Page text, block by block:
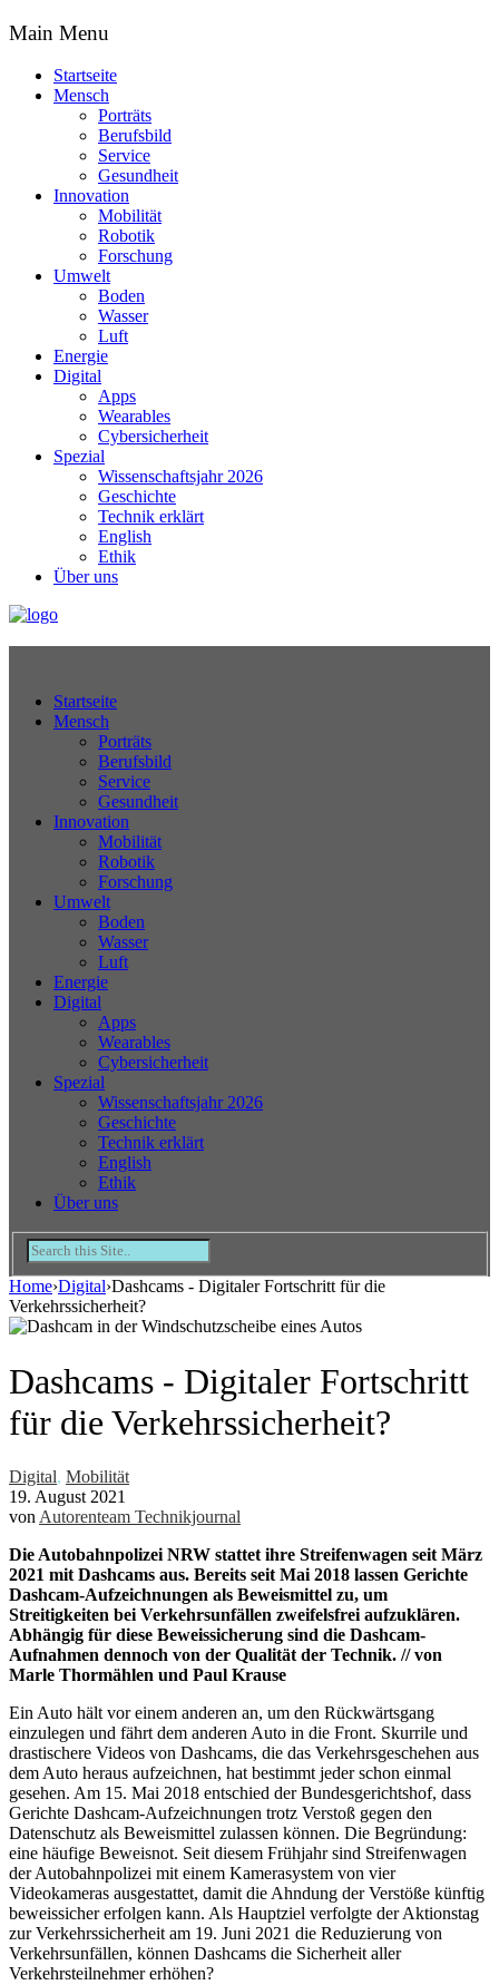
Main Menu
Startseite
Mensch
Porträts
Berufsbild
Service
Gesundheit
Innovation
Mobilität
Robotik
Forschung
Umwelt
Boden
Wasser
Luft
Energie
Digital
Apps
Wearables
Cybersicherheit
Spezial
Wissenschaftsjahr 2026
Geschichte
Technik erklärt
English
Ethik
Über uns
Startseite
Mensch
Porträts
Berufsbild
Service
Gesundheit
Innovation
Mobilität
Robotik
Forschung
Umwelt
Boden
Wasser
Luft
Energie
Digital
Apps
Wearables
Cybersicherheit
Spezial
Wissenschaftsjahr 2026
Geschichte
Technik erklärt
English
Ethik
Über uns
Home›Digital›Dashcams - Digitaler Fortschritt für die
Verkehrssicherheit?
Dashcams - Digitaler Fortschritt
für die Verkehrssicherheit?
Digital, Mobilität
19. August 2021
von Autorenteam Technikjournal
Die Autobahnpolizei NRW stattet ihre Streifenwagen seit März
2021 mit Dashcams aus. Bereits seit Mai 2018 lassen Gerichte
Dashcam-Aufzeichnungen als Beweismittel zu, um
Streitigkeiten bei Verkehrsunfällen zweifelsfrei aufzuklären.
Abhängig für diese Beweissicherung sind die Dashcam-
Aufnahmen dennoch von der Qualität der Technik. // von
Marle Thormählen und Paul Krause
Ein Auto hält vor einem anderen an, um den Rückwärtsgang
einzulegen und fährt dem anderen Auto in die Front. Skurrile und
drastischere Videos von Dashcams, die das Verkehrsgeschehen aus
dem Auto heraus aufzeichnen, hat bestimmt jeder schon einmal
gesehen. Am 15. Mai 2018 entschied der Bundesgerichtshof, dass
Gerichte Dashcam-Aufzeichnungen trotz Verstoß gegen den
Datenschutz als Beweismittel zulassen können. Die Begründung:
eine häufige Beweisnot. Seit diesem Frühjahr sind Streifenwagen
der Autobahnpolizei mit einem Kamerasystem von vier
Videokameras ausgestattet, damit die Ahndung der Verstöße künftig
beweissicher erfolgen kann. Als Hauptziel verfolgte der Aktionstag
zur Verkehrssicherheit am 19. Juni 2021 die Reduzierung von
Verkehrsunfällen, können Dashcams die Sicherheit aller
Verkehrsteilnehmer erhöhen?